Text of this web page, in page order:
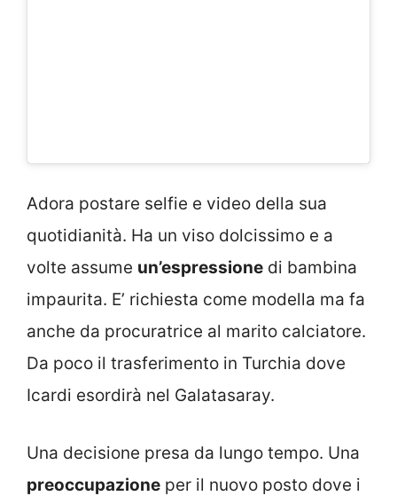
Adora postare selfie e video della sua
quotidianità. Ha un viso dolcissimo e a
volte assume un’espressione di bambina
impaurita. E’ richiesta come modella ma fa
anche da procuratrice al marito calciatore.
Da poco il trasferimento in Turchia dove
Icardi esordirà nel Galatasaray.
Una decisione presa da lungo tempo. Una
preoccupazione per il nuovo posto dove i